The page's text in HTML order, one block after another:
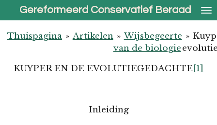
direct
naar
Gereformeerd Conservatief Beraad
Thuispagina » Artikelen » Wijsbegeerte
van de biologie
»
KUYPER EN DE EVOLUTIEGEDACHTE[1]
Inleiding